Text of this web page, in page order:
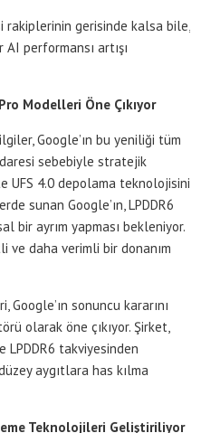
rakiplerinin gerisinde kalsa bile,
performansı artışı
Modelleri Öne Çıkıyor
Google’ın bu yeniliği tüm
sebebiyle stratejik
UFS 4.0 depolama teknolojisini
sunan Google’ın, LPDDR6
bir ayrım yapması bekleniyor.
ve daha verimli bir donanım
sonuncu kararını
olarak öne çıkıyor. Şirket,
LPDDR6 takviyesinden
aygıtlara has kılma
Teknolojileri Geliştiriliyor